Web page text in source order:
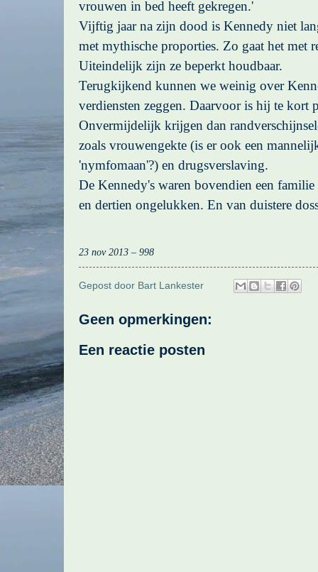
vrouwen in bed heeft gekregen.'
Vijftig jaar na zijn dood is Kennedy niet
met mythische proporties. Zo gaat het met
Uiteindelijk zijn ze beperkt houdbaar.
Terugkijkend kunnen we weinig over
verdiensten zeggen. Daarvoor is hij te kort
Onvermijdelijk krijgen dan
zoals vrouwengekte (is er ook een
'nymfomaan'?) en drugsverslaving.
De Kennedy's waren bovendien een
en dertien ongelukken. En van duistere
23 nov 2013 – 998
Gepost door Bart Lankester
Geen opmerkingen:
Een reactie posten